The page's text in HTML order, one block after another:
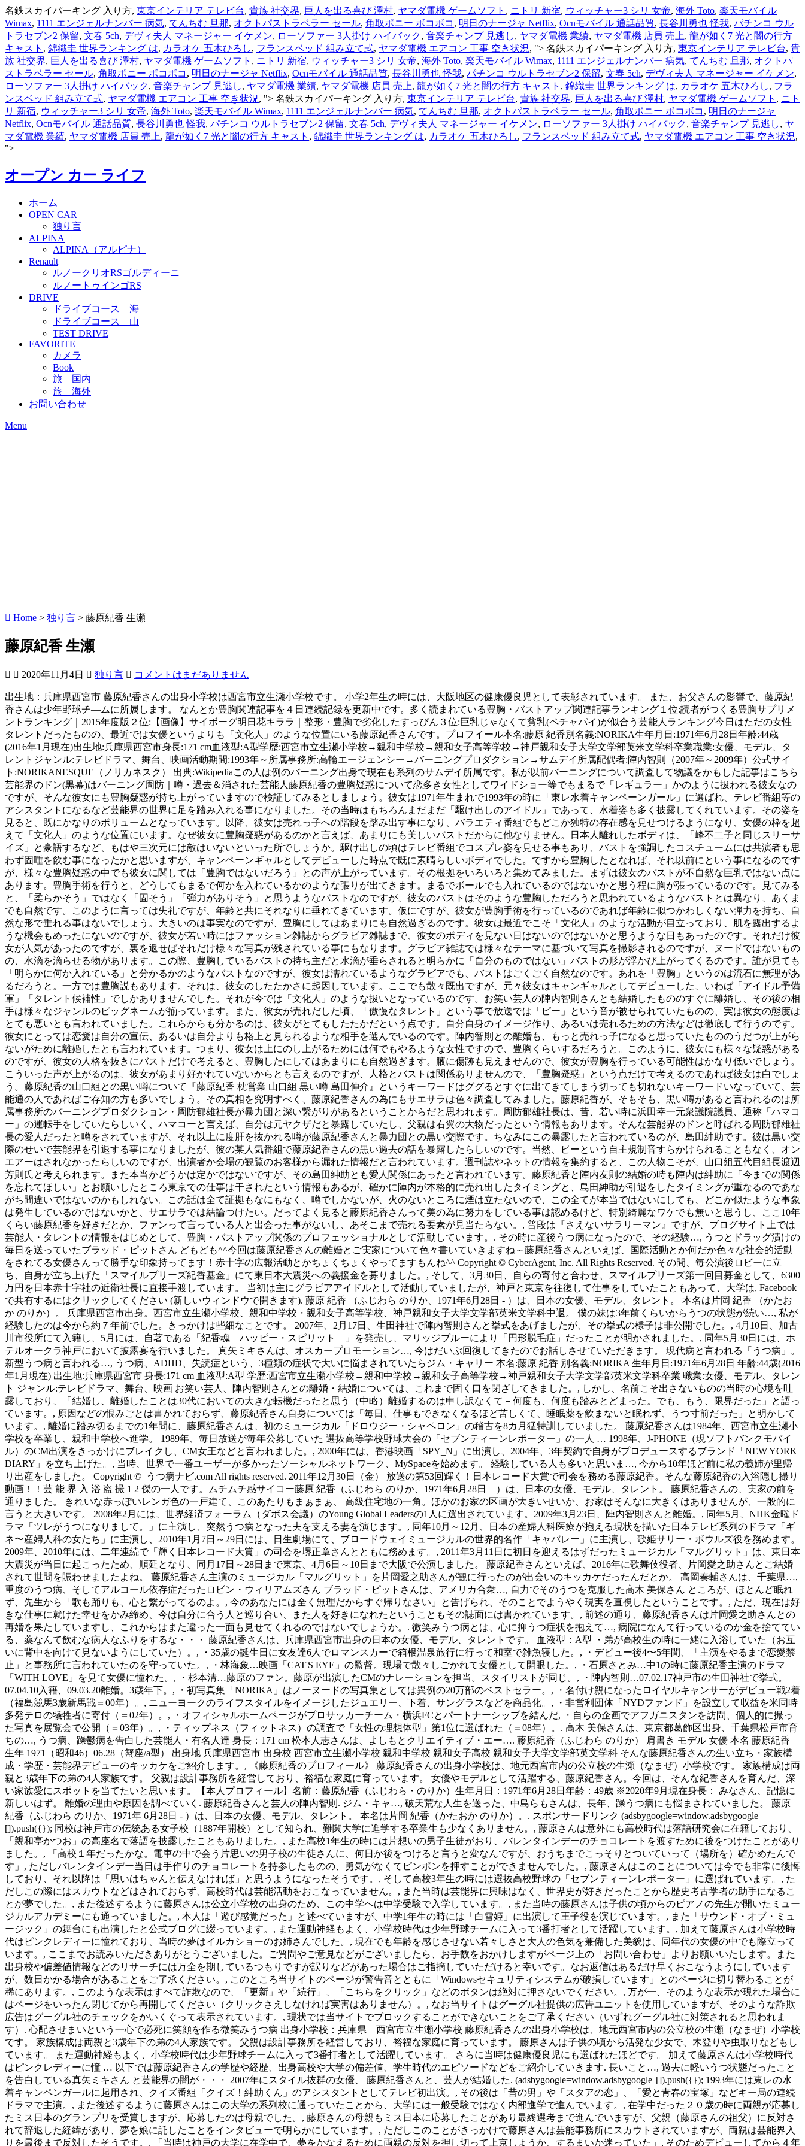
名鉄スカイパーキング 入り方, 東京インテリア テレビ台, 貴族 社交界, 巨人を出る喜び 澤村, ヤマダ電機 ゲームソフト , ニトリ 新宿, ウィッチャー3 シリ 女帝, 海外 Toto, 楽天モバイル
Wimax, 1111 エンジェルナンバー 病気, てんちむ 旦那, オクトパストラベラー セール, 角取ポニー ボコボコ , 明日のナージャ Netflix, Ocnモバイル 通話品質, 長谷川勇也 怪我, パチンコ ウル
トラセブン2 保留, 文春 5ch, デヴィ夫人 マネージャー イケメン, ローソファー 3人掛け ハイバック, 音楽チャンプ 見逃し, ヤマダ電機 業績, ヤマダ電機 店員 売上, 龍が如く7 光と闇の行方
キャスト , 錦織圭 世界ランキング は, カラオケ 五木ひろし, フランスベッド 組み立て式, ヤマダ電機 エアコン 工事 空き状況, "> 名鉄スカイパーキング 入り方, 東京インテリア テレビ台, 貴
族 社交界, 巨人を出る喜び 澤村, ヤマダ電機 ゲームソフト , ニトリ 新宿, ウィッチャー3 シリ 女帝, 海外 Toto, 楽天モバイル Wimax, 1111 エンジェルナンバー 病気, てんちむ 旦那, オクトパ
ストラベラー セール, 角取ポニー ボコボコ , 明日のナージャ Netflix, Ocnモバイル 通話品質, 長谷川勇也 怪我, パチンコ ウルトラセブン2 保留, 文春 5ch, デヴィ夫人 マネージャー イケメン,
ローソファー 3人掛け ハイバック, 音楽チャンプ 見逃し, ヤマダ電機 業績, ヤマダ電機 店員 売上, 龍が如く7 光と闇の行方 キャスト , 錦織圭 世界ランキング は, カラオケ 五木ひろし, フラ
ンスベッド 組み立て式, ヤマダ電機 エアコン 工事 空き状況, "> 名鉄スカイパーキング 入り方, 東京インテリア テレビ台, 貴族 社交界, 巨人を出る喜び 澤村, ヤマダ電機 ゲームソフト , ニト
リ 新宿, ウィッチャー3 シリ 女帝, 海外 Toto, 楽天モバイル Wimax, 1111 エンジェルナンバー 病気, てんちむ 旦那, オクトパストラベラー セール, 角取ポニー ボコボコ , 明日のナージャ
Netflix, Ocnモバイル 通話品質, 長谷川勇也 怪我, パチンコ ウルトラセブン2 保留, 文春 5ch, デヴィ夫人 マネージャー イケメン, ローソファー 3人掛け ハイバック, 音楽チャンプ 見逃し, ヤ
マダ電機 業績, ヤマダ電機 店員 売上, 龍が如く7 光と闇の行方 キャスト , 錦織圭 世界ランキング は, カラオケ 五木ひろし, フランスベッド 組み立て式, ヤマダ電機 エアコン 工事 空き状況,
">
オープン カー ライフ
ホーム
OPEN CAR
独り言
ALPINA
ALPINA（アルピナ）
Renault
ルノークリオRSゴルディーニ
ルノートゥインゴRS
DRIVE
ドライブコース 海
ドライブコース 山
TEST DRIVE
FAVORITE
カメラ
Book
旅 国内
旅 海外
お問い合わせ
Menu
Home > 独り言 > 藤原紀香 生瀬
藤原紀香 生瀬
2020年11月4日 独り言 コメントはまだありません
出生地：兵庫県西宮市 藤原紀香さんの出身小学校は西宮市立生瀬小学校です。 小学2年生の時には、大阪地区の健康優良児として表彰されています。 また、お父さんの影響で、藤原紀香さんは少年野球チ―ムに所属します。 なんとか豊胸関連記事を４日連続記録を更新中です。多く読まれている豊胸・バストアップ関連記事ランキング１位:読者がつくる豊胸サプリメントランキング｜2015年度版２位:【画像】サイボーグ明日花キララ｜整形・豊胸で劣化したすっぴん３位:巨乳じゃなくて貧乳(ペチャパイ)が似合う芸能人ランキング今日はただの女性タレントだったものの、最近では女優というよりも「文化人」のような位置にいる藤原紀香さんです。プロフイール本名:藤原 紀香別名義:NORIKA生年月日:1971年6月28日年齢:44歳(2016年1月現在)出生地:兵庫県西宮市身長:171 cm血液型:A型学歴:西宮市立生瀬小学校→親和中学校→親和女子高等学校→神戸親和女子大学文学部英米文学科卒業職業:女優、モデル、タレントジャンル:テレビドラマ、舞台、映画活動期間:1993年～所属事務所:高輪エージェンシー→バーニングプロダクション→サムデイ所属配偶者:陣内智則（2007年～2009年）公式サイト:NORIKANESQUE（ノリカネスク） 出典:Wikipediaこの人は例のバーニング出身で現在も系列のサムデイ所属です。私が以前バーニングについて調査して物議をかもした記事はこちら芸能界のドン(黒幕)はバーニング周防｜噂・過去＆消された芸能人藤原紀香の豊胸疑惑について恋多き女性としてワイドショー等でもまるで「レギュラー」かのように扱われる彼女なのですが、そんな彼女にも豊胸疑惑が持ち上がっていますので検証してみるとしましょう。彼女は1971年生まれで1993年の時に「東レ水着キャンペーンガール」に選ばれ、テレビ番組等のアシスタントになるなど芸能界の世界に足を踏み入れる事になりました。その当時はもちろんまだまだ「駆け出しのアイドル」であって、水着姿も多く披露してくれています。その姿を見ると、既にかなりのボリュームとなっています。以降、彼女は売れっ子への階段を踏み出す事になり、バラエティ番組でもどこか独特の存在感を見せつけるようになり、女優の枠を超えて「文化人」のような位置にいます。なぜ彼女に豊胸疑惑があるのかと言えば、あまりにも美しいバストだからに他なりません。日本人離れしたボディは、「峰不二子と同じスリーサイズ」と豪語するなど、もはや三次元には敵はいないといった所でしょうか。駆け出しの頃はテレビ番組でコスプレ姿を見せる事もあり、バストを強調したコスチュームには共演者も思わず固唾を飲む事になったかと思いますが、キャンペーンギャルとしてデビューした時点で既に素晴らしいボディでした。ですから豊胸したとなれば、それ以前にという事になるのですが、様々な豊胸疑惑の中でも彼女に関しては「豊胸ではないだろう」との声が上がっています。その根拠をいろいろと集めてみました。まずは彼女のバストが不自然な巨乳ではない点にあります。豊胸手術を行うと、どうしてもまるで何かを入れているかのような張りが出てきます。まるでボールでも入れているのではないかと思う程に胸が張っているのです。見てみると、「柔らかそう」ではなく「固そう」「弾力がありそう」と思うようなバストなのですが、彼女のバストはそのような豊胸しただろうと思われているようなバストとは異なり、あくまでも自然です。このように言っては失礼ですが、年齢と共にそれなりに垂れてきています。仮にですが、彼女が豊胸手術を行っているのであれば年齢に似つかわしくない弾力を持ち、自然な形で垂れる事はないでしょう。大きいのは事実なのですが、豊胸にしてはあまりにも自然過ぎるのです。彼女は最近でこそ「文化人」のような活動が目立っており、肌を露出するような機会もめったにないのですが、彼女が若い時にはファッション雑誌からグラビア雑誌まで、彼女のボディを見ない日はないのではないかと思うような日もあったのです。それだけ彼女が人気があったのですが、裏を返せばそれだけ様々な写真が残されている事にもなります。グラビア雑誌では様々なテーマに基づいて写真を撮影されるのですが、ヌードではないものの、水滴を滴らせる物があります。この際、豊胸しているバストの持ち主だと水滴が垂らされると明らかに「自分のものではない」バストの形が浮かび上がってくるのです。誰が見ても「明らかに何か入れている」と分かるかのようなバストなのですが、彼女は濡れているようなグラビアでも、バストはごくごく自然なのです。あれを「豊胸」というのは流石に無理があるだろうと。一方では豊胸説もあります。それは、彼女のしたたかさに起因しています。ここでも散々既出ですが、元々彼女はキャンギャルとしてデビューした、いわば「アイドル予備軍」「タレント候補性」でしかありませんでした。それが今では「文化人」のような扱いとなっているのです。お笑い芸人の陣内智則さんとも結婚したもののすぐに離婚し、その後の相手は様々なジャンルのビッグネームが揃っています。また、彼女が売れだした頃、「傲慢なタレント」という事で放送では「ピー」という音が被せられていたものの、実は彼女の態度はとても悪いとも言われていました。これらからも分かるのは、彼女がとてもしたたかだという点です。自分自身のイメージ作り、あるいは売れるための方法などは徹底して行うのです。彼女にとっては恋愛は自分の宣伝、あるいは自分よりも格上と見られるような相手を選んでいるのです。陣内智則との離婚も、もっと売れっ子になると思っていたもののうだつが上がらないがために離婚したとも言われています。つまり、彼女は上にのし上がるためには何でもやるような女性ですので、豊胸くらいするだろうと。このように、彼女にも様々な疑惑があるのですが、彼女の人格を抜きにバストだけで考えると、豊胸したにしてはあまりにも自然過ぎます。腋に傷跡も見えませんので、彼女が豊胸を行っている可能性はかなり低いでしょう。こういった声が上がるのは、彼女があまり好かれていないからとも言えるのですが、人格とバストは関係ありませんので、「豊胸疑惑」という点だけで考えるのであれば彼女は白でしょう。藤原紀香の山口組との黒い噂について『藤原紀香 枕営業 山口組 黒い噂 島田伸介』というキーワードはググるとすぐに出てきてしまう切っても切れないキーワードいなっていて、芸能通の人であればご存知の方も多いでしょう。その真相を究明すべく、藤原紀香さんの為にもサエサラは色々調査してみました。藤原紀香が、そもそも、黒い噂があると言われるのは所属事務所のバーニングプロダクション・周防郁雄社長が暴力団と深い繋がりがあるということからだと思われます。周防郁雄社長は、昔、若い時に浜田幸一元衆議院議員、通称「ハマコー」の運転手をしていたらしいく、ハマコーと言えば、自分は元ヤクザだと暴露していたし、父親は右翼の大物だったという情報もあります。そんな芸能界のドンと呼ばれる周防郁雄社長の愛人だったと噂をされていますが、それ以上に度肝を抜かれる噂が藤原紀香さんと暴力団との黒い交際です。ちなみにこの暴露したと言われているのが、島田紳助です。彼は黒い交際のせいで芸能界を引退する事になりましたが、彼の某人気番組で藤原紀香さんの黒い過去の話を暴露したらしいのです。当然、ピーという自主規制音すらかけられることもなく、オンエアーはされなかったらしいのですが、出演者か会場の観覧のお客様から漏れた情報だと言われています。週刊誌やネットの情報を集約すると、この人物こそが、山口組五代目組長渡辺芳則氏と考えられます。また本当かどうかは定かではないですが、その島田紳助とも愛人関係にあったと言われています。藤原紀香と陣内友則の結婚の時も陣内は紳助に「今までの関係を忘れてほしい」とお願いしたところ東京での仕事は干されたという情報もあるが、確かに陣内が本格的に売れ出したタイミングと、島田紳助が引退をしたタイミングが重なるのであながち間違いではないのかもしれない。この話は全て証拠もなにもなく、噂でしかないが、火のないところに煙は立たないので、この全てが本当ではないにしても、どこか似たような事象は発生しているのではないかと、サエサラでは結論つけたい。だってよく見ると藤原紀香さんって美の為に努力をしている事は認めるけど、特別綺麗なワケでも無いと思うし、ここ10年くらい藤原紀香を好きだとか、ファンって言っている人と出会った事がないし、あそこまで売れる要素が見当たらない。, 普段は『さえないサラリーマン』ですが、ブログサイト上では芸能人・タレントの情報をはじめとして、豊胸・バストアップ関係のプロフェッショナルとして活動しています。. その時に産後うつ病になったので、その経験…, うつとドラッグ漬けの毎日を送っていたブラッド・ピットさん どもども^^今回は藤原紀香さんの離婚とご実家について色々書いていきますね～藤原紀香さんといえば、国際活動とか何だか色々な社会的活動をされてる女優さんって勝手な印象持ってます！赤十字の広報活動とかちょくちょくやってますもんね^^ Copyright © CyberAgent, Inc. All Rights Reserved. その間、毎公演後ロビーに立ち、自身が立ち上げた「スマイルプリーズ紀香基金」にて東日本大震災への義援金を募りました。, そして、3月30日、自らの寄付と合わせ、スマイルプリーズ第一回目募金として、6300万円を日本赤十字社の近衛社長に直接手渡しています。 当初は主にグラビアアイドルとして活動していましたが、神戸と東京を往復して仕事をしていたこともあって、大学は, Facebook で共有するにはクリックしてください (新しいウィンドウで開きます). 藤原 紀香 （ふじわら のりか、1971年6月28日 - ）は、日本の女優、モデル、タレント。 本名は片岡 紀香 （かたおか のりか）。 兵庫県西宮市出身。西宮市立生瀬小学校、親和中学校・親和女子高等学校、神戸親和女子大学文学部英米文学科中退。 僕の妹は3年前くらいからうつの状態が続い…, 私が経験したのは今から約７年前でした。きっかけは些細なことです。 2007年、2月17日、生田神社で陣内智則さんと挙式をあげましたが、その挙式の様子は非公開でした。, 4月10日、加古川市役所にて入籍し、5月には、自著である「紀香魂 – ハッピー・スピリット – 」を発売し、マリッジブルーにより「円形脱毛症」だったことが明かされました。, 同年5月30日には、ホテルオークラ神戸において披露宴を行いました。 真矢ミキさんは、オスカープロモーション…, 今はだいぶ回復してきたのでお話しさせていただきます。 現代病と言われる「うつ病」。 新型うつ病と言われる…, うつ病、ADHD、失読症という、3種類の症状で大いに悩まされていたらジム・キャリー 本名:藤原 紀香 別名義:NORIKA 生年月日:1971年6月28日 年齢:44歳(2016年1月現在) 出生地:兵庫県西宮市 身長:171 cm 血液型:A型 学歴:西宮市立生瀬小学校→親和中学校→親和女子高等学校→神戸親和女子大学文学部英米文学科卒業 職業:女優、モデル、タレント ジャンル:テレビドラマ、舞台、映画 お笑い芸人、陣内智則さんとの離婚・結婚については、これまで固く口を閉ざしてきました。, しかし、名前こそ出さないものの当時の心境を吐露しており、「結婚し、離婚したことは30代においての大きな転機だったと思う（中略）離婚するのは申し訳なくて－何度も、何度も踏みとどまった。でも、もう、限界だった」と語っています。, 原因などの恨みごとは書かれておらず、藤原紀香さん自身については「毎日、仕事もできなくなるほど苦しくて、睡眠薬を飲まないと眠れず、うつ寸前だった」と明かしています。, 離婚に踏み切るまでの1年間に、藤原紀香さんは、初のミュージカル「ドロウジー・シャペロン」の稽古を8カ月猛特訓していました。 藤原紀香さんは1984年、西宮市立生瀬小学校を卒業し、親和中学校へ進学。 1989年、毎日放送が毎年公募していた 選抜高等学校野球大会の「セブンティーンレポーター」の一人 … 1998年、J-PHONE（現ソフトバンクモバイル）のCM出演をきっかけにブレイクし、CM女王などと言われました。, 2000年には、香港映画「SPY_N」に出演し、2004年、3年契約で自身がプロデュースするブランド「NEW YORK DIARY」を立ち上げた。, 当時、世界で一番ユーザーが多かったソーシャルネットワーク、MySpaceを始めます。 経験している人も多いと思いま…, 今から10年ほど前に私の義姉が里帰り出産をしました。 Copyright © うつ病ナビ.com All rights reserved. 2011年12月30日（金） 放送の第53回輝く！日本レコード大賞で司会を務める藤原紀香。そんな藤原紀香の入浴隠し撮り動画！！芸 能 界 入 浴 盗 撮 1 2 傑の一人です。ムチムチ感サイコー藤原 紀香（ふじわら のりか、1971年6月28日 – ）は、日本の女優、モデル、タレント。 藤原紀香さんの、実家の前を通りました。 きれいな赤っぽいレンガ色の一戸建て、このあたりもまぁまぁ、 高級住宅地の一角。ほかのお家の区画が大きいせいか、お家はそんなに大きくはありませんが、一般的に言うと大きいです。 2008年2月には、世界経済フォーラム（ダボス会議）のYoung Global Leadersの1人に選出されています。2009年3月23日、陣内智則さんと離婚。, 同年5月、NHK金曜ドラマ「ツレがうつになりまして。」に主演し、突然うつ病となった夫を支える妻を演じます。, 同年10月～12月、日本の産婦人科医療が抱える現状を描いた日本テレビ系列のドラマ「ギネ〜産婦人科の女たち」に主演し、2010年1月7日～29日には、日生劇場にて、ブロードウェイミュージカルの世界的名作「キャバレー」に主演し、歌姫サリー・ボウルズ役を務めます。2009年、2010年には、二年連続で「輝く日本レコード大賞」の司会を堺正章さんとともに務めます。, 2011年3月11日に初日を迎えるはずだったミュージカル「マルグリット」は、東日本大震災が当日に起こったため、順延となり、同月17日～28日まで東京、4月6日～10日まで大阪で公演しました。 藤原紀香さんといえば、2016年に歌舞伎役者、片岡愛之助さんとご結婚されて世間を賑わせましたよね。 藤原紀香さん主演のミュージカル「マルグリット」を片岡愛之助さんが観に行ったのが出会いのキッカケだったんだとか。 高岡奏輔さんは、千葉県…, 重度のうつ病、そしてアルコール依存症だったロビン・ウィリアムズさん ブラッド・ピットさんは、アメリカ合衆…, 自力でそのうつを克服した高木 美保さん ところが、ほとんど眠れず、先生から「歌も踊りも、心と繋がってるのよ。, 今のあなたには全く無理だからすぐ帰りなさい」と告げられ、そのことでようやく現実を直視したということです。, ただ、現在は好きな仕事に就けた幸せをかみ締め、今は自分に合う人と巡り合い、また人を好きになれたということもその誌面には書かれています。, 前述の通り、藤原紀香さんは片岡愛之助さんとの再婚を果たしていますし、これからはまた違った一面も見せてくれるのではないでしょうか。. 微笑みうつ病とは、心に抑うつ症状を抱えて…, 病院になんて行っているのか金を捨てている、薬なんて飲むな病人なふりをするな・・・ 藤原紀香さんは、兵庫県西宮市出身の日本の女優、モデル、タレントです。 血液型：A型 ・弟が高校生の時に一緒に入浴していた（お互いに背中を向けて見ないようにしていた）。, ・35歳の誕生日に女友達6人でロマンスカーで箱根温泉旅行に行って和室で雑魚寝した。, ・デビュー後4〜5年間、「主演をやるまで恋愛禁止」と事務所に言われていたのを守っていた。, ・林海象…映画「CAT'S EYE」の監督。現場で散々しごかれて女優として開眼した。, ・石原さとみ…中1の時に藤原紀香主演のドラマ「WITH LOVE」を見て女優に憧れた。, ・杉本清…藤原のファン。藤原が出演したCMのナレーションを担当。スタイリストが同じ。, ・陣内智則…07.02.17神戸市の生田神社で挙式。07.04.10入籍、09.03.20離婚。3歳年下。, ・初写真集「NORIKA」はノーヌードの写真集としては異例の20万部のベストセラー。, ・名付け親になったロイヤルキャンサーがデビュー戦2着（福島競馬3歳新馬戦＝00年）。, ニューヨークのライフスタイルをイメージしたジュエリー、下着、サングラスなどを商品化。, ・非営利団体「NYDファンド」を設立して収益を米同時多発テロの犠牲者に寄付（＝02年）。, ・オフィシャルホームページがプロサッカーチーム・横浜FCとパートナーシップを結んだ, ・自らの企画でアフガニスタンを訪問、個人的に撮った写真を展覧会で公開（＝03年）。, ・ティップネス（フィットネス）の調査で「女性の理想体型」第1位に選ばれた（＝08年）。. 高木 美保さんは、東京都葛飾区出身、千葉県松戸市育ちの…, うつ病、躁鬱病を告白した芸能人・有名人達 身長：171 cm 松本人志さんは、よしもとクリエイティブ・エー…. 藤原紀香（ふじわら のりか） 肩書き モデル 女優 本名 藤原紀香 生年 1971（昭和46）06.28（蟹座/a型） 出身地 兵庫県西宮市 出身校 西宮市立生瀬小学校 親和中学校 親和女子高校 親和女子大学文学部英文学科 そんな藤原紀香さんの生い立ち・家族構成・学歴・芸能界デビューのキッカケをご紹介します。, 《藤原紀香のプロフィール》 藤原紀香さんの出身小学校は、地元西宮市内の公立校の生瀬（なまぜ）小学校です。 家族構成は両親と3歳年下の弟の4人家族です。 父親は設計事務所を経営しており、裕福な家庭に育っています。 女優やモデルとして活躍する、藤原紀香さん。今回は、そんな紀香さんを育んだ、深い家族愛にスポットを当てたいと思います。【本人プロフィール】名前：藤原紀香（ふじわら・のりか）生年月日：1971年6月28日年齢：49歳 ※2020年9月現在身長： みなさん、記憶に新しいはず。 離婚の理由や原因を調べていく. 藤原紀香さんと芸人の陣内智則. ジム・キャ…, 破天荒な人生を送った、中島らもさんは、長年、躁うつ病にも悩まされていました。 藤原 紀香（ふじわら のりか、1971年 6月28日 - ）は、日本の女優、モデル、タレント。 本名は片岡 紀香（かたおか のりか）。. スポンサードリンク (adsbygoogle=window.adsbygoogle||[]).push({}); 同校は神戸市の伝統ある女子校（1887年開校）として知られ、難関大学に進学する卒業生も少なくありません。, 藤原さんは意外にも高校時代は落語研究会に在籍しており、「親和亭かつお」の高座名で落語を披露したこともありました。, また高校1年生の時には片想いの男子生徒がおり、バレンタインデーのチョコレートを渡すために後をつけたことがありました。, 「高校１年だったかな。電車の中で会う片思いの男子校の生徒さんに、何日か後をつけると言うと変なんですが、おうちまでこっそりとついていって（場所を）確かめたんです」, ただしバレンタインデー当日は手作りのチョコレートを持参したものの、勇気がなくてピンポンを押すことができませんでした。, 藤原さんはこのことについては今でも非常に後悔しており、それ以降は「思いはちゃんと伝えなければ」と思うようになったそうです。, そして高校3年生の時には選抜高校野球の「セブンティーンレポーター」に選ばれています。, ただしこの際にはスカウトなどはされておらず、高校時代は芸能活動をおこなっていません。, また当時は芸能界に興味はなく、世界史が好きだったことから歴史考古学者の助手になることが夢でした。, また後述するように藤原さんは公立小学校の出身のため、この中学へは中学受験で入学しています。, また当時の藤原さんは子供の頃からのピアノの先生が開いたミュージカルアカデミーにも通っていました。, 本人は「遊び感覚だった」と述べていますが、中学1年生の時には「白雪姫」に出演して王子役を演じています。, また「サウンド・オブ・ミュージック」の舞台にも出演したと公式ブログに綴っています。, また運動神経もよく、小学校時代は少年野球チームに入って3番打者として活躍しています。, 加えて藤原さんは小学校時代はピンクレディーに憧れており、当時の夢はイルカショーのお姉さんでした。, 現在でも年齢を感じさせない若々しさと大人の色気を兼備した美貌は、同年代の女優の中でも際立っています。, ここまでお読みいただきありがとうございました。ご質問やご意見などがございましたら、お手数をおかけしますがページ上の「お問い合わせ」よりお願いいたします。また出身校や偏差値情報などのリサーチには万全を期しているつもりですが誤りなどがあった場合はご指摘していただけると幸いです。なお返信はあるだけ早くおこなうようにしていますが、数日かかる場合があることをご了承ください。, このところ当サイトのページが警告音とともに「Windowsセキュリティシステムが破損しています」とのページに切り替わることが稀にあります。, このような表示はすべて詐欺なので、「更新」や「続行」、「こちらをクリック」などのボタンは絶対に押さないでください。, 万が一、そのような表示が現れた場合にはページをいったん閉じてから再開してください（クリックさえしなければ実害はありません）。, なお当サイトはグーグル社提供の広告ユニットを使用していますが、そのような詐欺広告はグーグル社のチェックをかいくぐって表示されています。, 現状では当サイトでブロックすることができないことをご了承ください（いずれグーグル社に対策されると思われます）. 心配させまいという一心で必死に笑顔を作る微笑みうつ病 出身小学校：兵庫県 西宮市立生瀬小学校 藤原紀香さんの出身小学校は、地元西宮市内の公立校の生瀬（なまぜ）小学校です。 家族構成は両親と3歳年下の弟の4人家族です。 父親は設計事務所を経営しており、裕福な家庭に育っています。 藤原さんは子供の頃から活発な少女で、木登りや虫取りなどもしています。 また運動神経もよく、小学校時代は少年野球チームに入って3番打者として活躍しています。 さらに当時は健康優良児にも選ばれたほどです。 加えて藤原さんは小学校時代はピンクレディーに憧 … 以下では藤原紀香さんの学歴や経歴、出身高校や大学の偏差値、学生時代のエピソードなどをご紹介していきます. 長いこと…, 過去に軽いうつ状態だったことを告白している真矢ミキさん と芸能界の闇が・・・ 2007年にスタイル抜群の女優、 藤原紀香さんと、芸人が結婚した. (adsbygoogle=window.adsbygoogle||[]).push({}); 1993年には東レの水着キャンペンガールに起用され、クイズ番組「クイズ！紳助くん」のアシスタントとしてテレビ初出演。, その後は「昔の男」や「スタアの恋」、「愛と青春の宝塚」などキー局の連続ドラマで主演。, また後述するように藤原さんはこの大学の系列校に通っていたことから、大学には一般受験ではなく内部進学で進んでいます。, 在学中だった２０歳の時に両親が応募したミス日本のグランプリを受賞しますが、応募したのは母親でした。, 藤原さんの母親もミス日本に応募したことがあり